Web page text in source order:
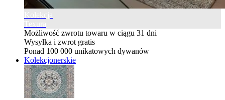
Możliwość zwrotu towaru w ciągu 31 dni
Wysyłka i zwrot gratis
Ponad 100 000 unikatowych dywanów
Kolekcjonerskie